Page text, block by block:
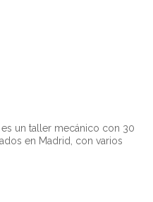
un taller mecánico con 30
en Madrid, con varios